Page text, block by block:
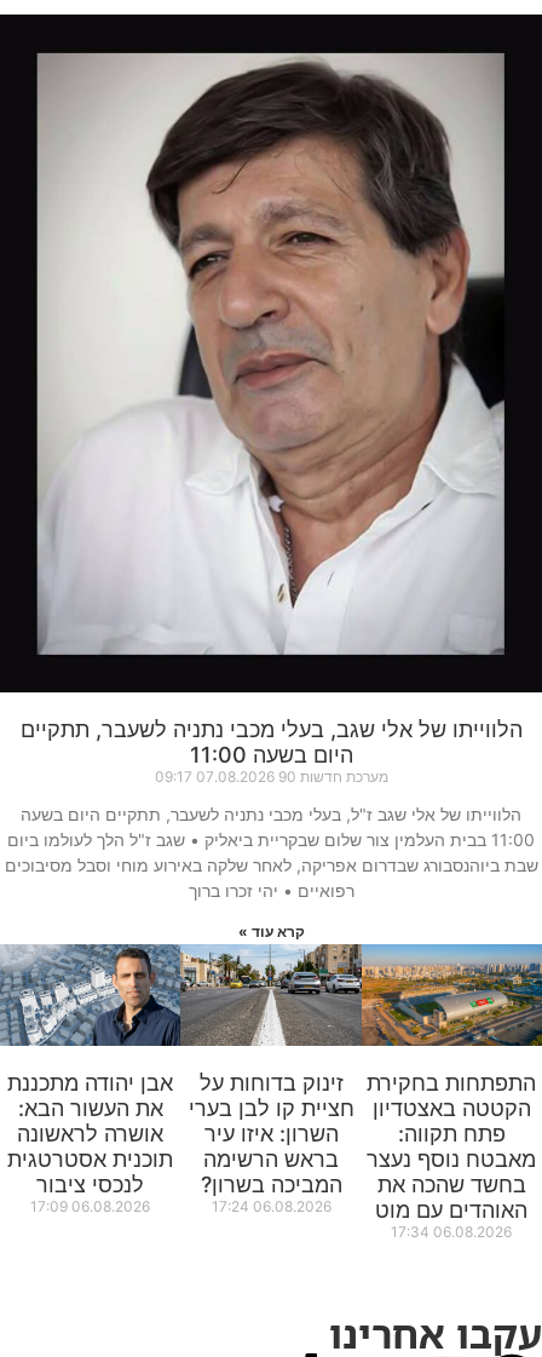
הלווייתו של אלי שגב, בעלי מכבי נתניה לשעבר, תתקיים
היום בשעה 11:00
מערכת חדשות 90 07.08.2026
09:17
הלווייתו של אלי שגב ז"ל, בעלי מכבי נתניה לשעבר, תתקיים היום בשעה
11:00 בבית העלמין צור שלום שבקריית ביאליק • שגב ז"ל הלך לעולמו ביום
שבת ביוהנסבורג שבדרום אפריקה, לאחר שלקה באירוע מוחי וסבל מסיבוכים
רפואיים • יהי זכרו ברוך
קרא עוד »
התפתחות בחקירת
הקטטה באצטדיון
פתח תקווה:
מאבטח נוסף נעצר
בחשד שהכה את
האוהדים עם מוט
06.08.2026
17:34
זינוק בדוחות על
חציית קו לבן בערי
השרון: איזו עיר
בראש הרשימה
המביכה בשרון?
06.08.2026
17:24
אבן יהודה מתכננת
את העשור הבא:
אושרה לראשונה
תוכנית אסטרטגית
לנכסי ציבור
06.08.2026
17:09
עקבו אחרינו